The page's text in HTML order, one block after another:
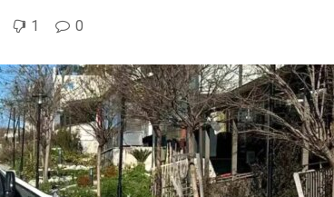
1 0